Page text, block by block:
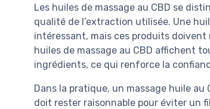
Les huiles de massage au CBD se
qualité de l’extraction utilisée. Une
intéressant, mais ces produits
huiles de massage au CBD affichent
ingrédients, ce qui renforce la
Dans la pratique, un massage huile
doit rester raisonnable pour éviter un